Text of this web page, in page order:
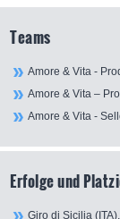
Teams
Amore & Vita -
Amore & Vita –
Amore & Vita -
Erfolge und
Giro di Sicilia